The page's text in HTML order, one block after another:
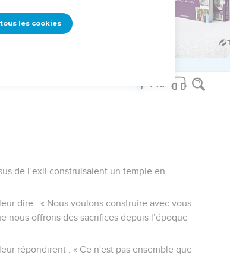
du peuple. En effet, il poussait de grands
de l’exil construisaient un temple en
dire : « Nous voulons construire avec vous.
nous offrons des sacrifices depuis l’époque
répondirent : « Ce n'est pas ensemble que
les cookies